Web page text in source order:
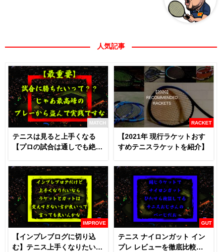
人気記事
MATCH
テニスは見ると上手くなる
【プロの試合は通しでも絶対
RACKET
【2021年 現行ラケットおす
すめテニスラケットを紹介】
IMPROVE
【インプレブログに切り込
む】テニス上手くなりたいな
GUT
テニス ナイロンガット イン
プレ レビューを徹底比較